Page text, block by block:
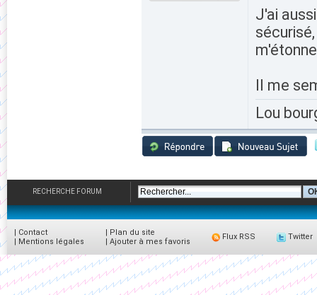
J'ai
Il me
Lou
RECHERCHE FORUM
| Contact
| Mentions légales
| Plan du site
| Ajouter à mes favoris
Flux RSS Twitter